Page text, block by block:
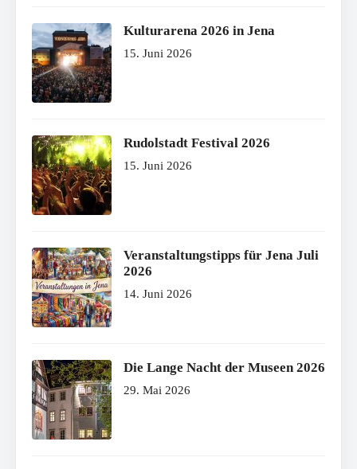
Kulturarena 2026 in Jena
15. Juni 2026
Rudolstadt Festival 2026
15. Juni 2026
Veranstaltungstipps für Jena Juli
2026
14. Juni 2026
Die Lange Nacht der Museen 2026
29. Mai 2026